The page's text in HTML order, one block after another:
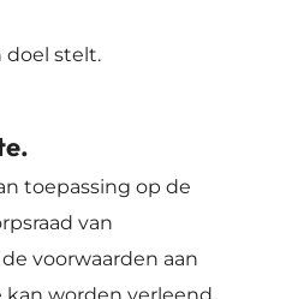
doel stelt.
toepassing op de
van
voorwaarden aan